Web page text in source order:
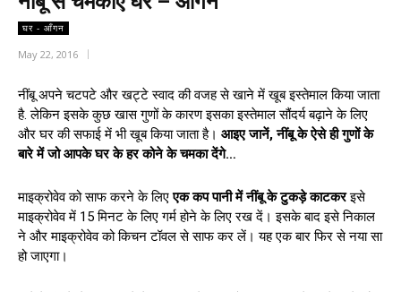
घर - आँगन
May 22, 2016
नींबू अपने चटपटे और खट्टे स्वाद की वजह से खाने में खूब इस्तेमाल किया जाता
है. लेकिन इसके कुछ खास गुणों के कारण इसका इस्तेमाल सौंदर्य बढ़ाने के लिए
और घर की सफाई में भी खूब किया जाता है। आइए जानें, नींबू के ऐसे ही गुणों के
बारे में जो आपके घर के हर कोने के चमका देंगे…
माइक्रोवेव को साफ करने के लिएएक कप पानी में नींबू के टुकड़े काटकरइसे
माइक्रोवेव में 15 मिनट के लिए गर्म होने के लिए रख दें। इसके बाद इसे निकाल
ने और माइक्रोवेव को किचन टॉवल से साफ कर लें। यह एक बार फिर से नया सा
हो जाएगा।